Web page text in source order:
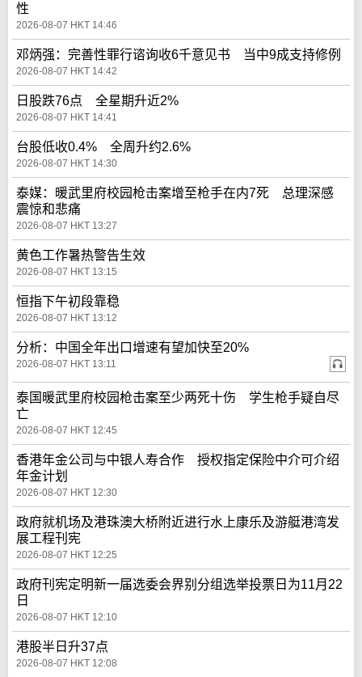
性
2026-08-07 HKT 14:46
邓炳强：完善性罪行谘询收6千意见书 当中9成支持修例
2026-08-07 HKT 14:42
日股跌76点 全星期升近2%
2026-08-07 HKT 14:41
台股低收0.4% 全周升约2.6%
2026-08-07 HKT 14:30
泰媒：暖武里府校园枪击案增至枪手在内7死 总理深感
震惊和悲痛
2026-08-07 HKT 13:27
黄色工作暑热警告生效
2026-08-07 HKT 13:15
恒指下午初段靠稳
2026-08-07 HKT 13:12
分析：中国全年出口增速有望加快至20%
2026-08-07 HKT 13:11
泰国暖武里府校园枪击案至少两死十伤 学生枪手疑自尽
亡
2026-08-07 HKT 12:45
香港年金公司与中银人寿合作 授权指定保险中介可介绍
年金计划
2026-08-07 HKT 12:30
政府就机场及港珠澳大桥附近进行水上康乐及游艇港湾发
展工程刊宪
2026-08-07 HKT 12:25
政府刊宪定明新一届选委会界别分组选举投票日为11月22
日
2026-08-07 HKT 12:10
港股半日升37点
2026-08-07 HKT 12:08